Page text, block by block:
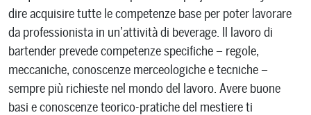
dire acquisire tutte le competenze base per poter lavorare
da professionista in un’attività di beverage. Il lavoro di
bartender prevede competenze specifiche – regole,
meccaniche, conoscenze merceologiche e tecniche –
sempre più richieste nel mondo del lavoro. Avere buone
basi e conoscenze teorico-pratiche del mestiere ti